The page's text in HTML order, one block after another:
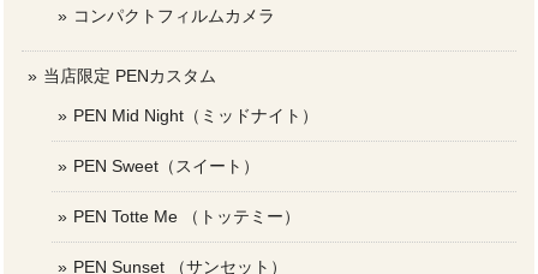
コンパクトフィルムカメラ
当店限定 PENカスタム
PEN Mid Night（ミッドナイト）
PEN Sweet（スイート）
PEN Totte Me （トッテミー）
PEN Sunset （サンセット）